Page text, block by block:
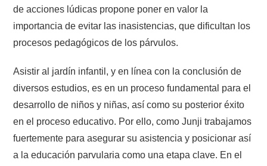
de acciones lúdicas propone poner en valor la
importancia de evitar las inasistencias, que dificultan los
procesos pedagógicos de los párvulos.
Asistir al jardín infantil, y en línea con la conclusión de
diversos estudios, es en un proceso fundamental para el
desarrollo de niños y niñas, así como su posterior éxito
en el proceso educativo. Por ello, como Junji trabajamos
fuertemente para asegurar su asistencia y posicionar así
a la educación parvularia como una etapa clave. En el